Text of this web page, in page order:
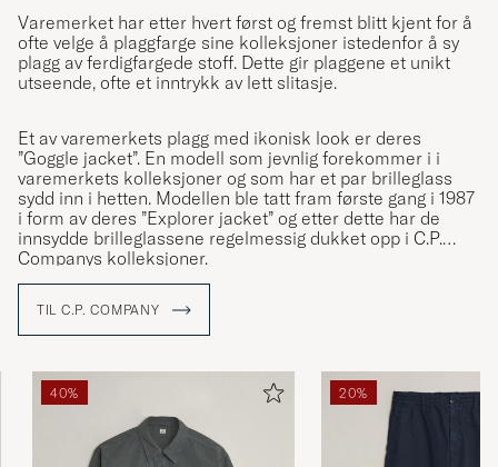
Varemerket har etter hvert først og fremst blitt kjent for å
ofte velge å plaggfarge sine kolleksjoner istedenfor å sy
plagg av ferdigfargede stoff. Dette gir plaggene et unikt
utseende, ofte et inntrykk av lett slitasje.
Et av varemerkets plagg med ikonisk look er deres
”Goggle jacket”. En modell som jevnlig forekommer i i
varemerkets kolleksjoner og som har et par brilleglass
sydd inn i hetten. Modellen ble tatt fram første gang i 1987
i form av deres ”Explorer jacket” og etter dette har de
innsydde brilleglassene regelmessig dukket opp i C.P.
Companys kolleksjoner.
TIL C.P. COMPANY
40% 20%